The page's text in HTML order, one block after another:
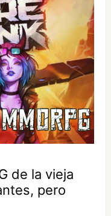
de la vieja
pero